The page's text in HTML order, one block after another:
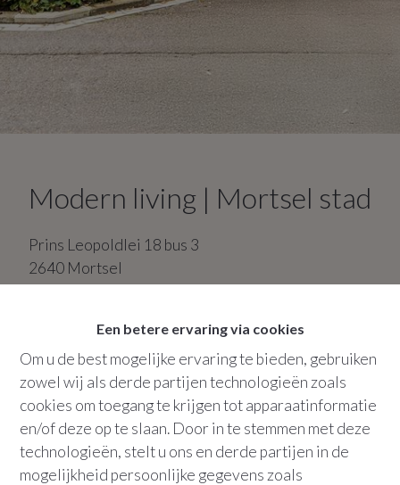
Een betere ervaring via cookies
Om u de best mogelijke ervaring te bieden, gebruiken
zowel wij als derde partijen technologieën zoals
cookies om toegang te krijgen tot apparaatinformatie
en/of deze op te slaan. Door in te stemmen met deze
technologieën, stelt u ons en derde partijen in de
mogelijkheid persoonlijke gegevens zoals
Modern living | Mortsel stad
Prins Leopoldlei 18 bus 3
2640 Mortsel
badkamer
Bew. opp. : 82 m²
+32 486 36 21 10